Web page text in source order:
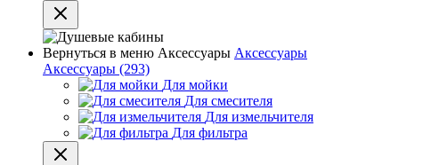
Вернуться в меню Аксессуары Аксессуары
Аксессуары (293)
Для мойки
Для смесителя
Для измельчителя
Для фильтра